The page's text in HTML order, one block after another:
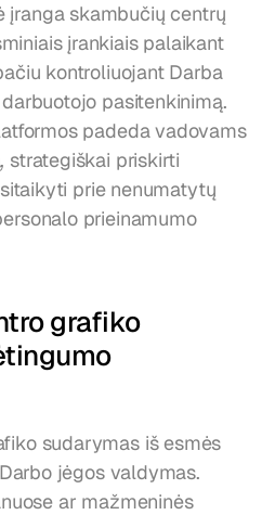
įranga skambučių centrų
įrankiais palaikant
kontroliuojant Darba
pasitenkinimą.
padeda vadovams
strategiškai priskirti
prie nenumatytų
prieinamumo
grafiko
sudarymas iš esmės
jėgos valdymas.
ar mažmeninės